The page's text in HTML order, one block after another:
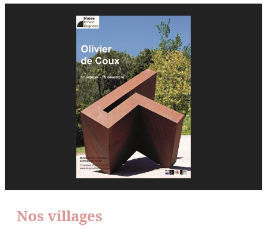
Nos villages